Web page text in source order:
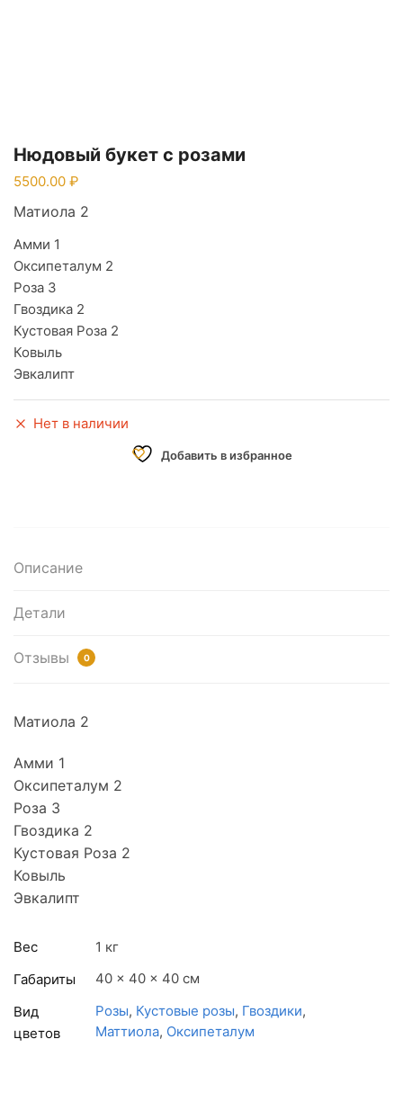
Нюдовый букет с розами
5500.00
Матиола 2
Амми 1
Оксипеталум 2
Роза 3
Гвоздика 2
Кустовая Роза 2
Ковыль
Эвкалипт
Нет в наличии
Добавить в избранное
Описание
Детали
Отзывы 0
Матиола 2
Амми 1
Оксипеталум 2
Роза 3
Гвоздика 2
Кустовая Роза 2
Ковыль
Эвкалипт
Вес
1 кг
Габариты
40 × 40 × 40 см
Вид
цветов
Розы, Кустовые розы, Гвоздики,
Маттиола, Оксипеталум